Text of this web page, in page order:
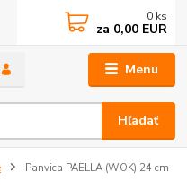
Menu
Hľadať
0 ks
za 0,00 EUR
Panvica PAELLA (WOK) 24 cm